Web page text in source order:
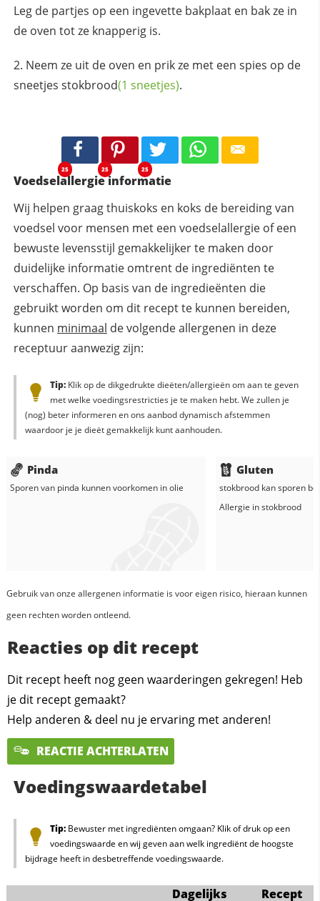
Leg de partjes op een ingevette bakplaat en bak ze in
de oven tot ze knapperig is.
Neem ze uit de oven en prik ze met een spies op de
sneetjes stokbrood(1 sneetjes).
25 25 25
Voedselallergie informatie
Wij helpen graag thuiskoks en koks de bereiding van
voedsel voor mensen met een voedselallergie of een
bewuste levensstijl gemakkelijker te maken door
duidelijke informatie omtrent de ingrediënten te
verschaffen. Op basis van de ingredieënten die
gebruikt worden om dit recept te kunnen bereiden,
kunnen minimaal de volgende allergenen in deze
receptuur aanwezig zijn:
Tip:Klik op de dikgedrukte dieëten/allergieën om aan te geven
met welke voedingsrestricties je te maken hebt. We zullen je
(nog) beter informeren en ons aanbod dynamisch afstemmen
waardoor je je dieët gemakkelijk kunt aanhouden.
Pinda
Sporen van pinda kunnen voorkomen inolie
Gluten
stokbroodkan sporen
Allergie instokbrood
Gebruik van onze allergenen informatie is voor eigen risico, hieraan kunnen
geen rechten worden ontleend.
Reacties op dit recept
Dit recept heeft nog geen waarderingen gekregen! Heb
je dit recept gemaakt?
Help anderen & deel nu je ervaring met anderen!
REACTIE ACHTERLATEN
Voedingswaardetabel
Tip:Bewuster met ingrediënten omgaan? Klik of druk op een
voedingswaarde en wij geven aan welk ingrediënt de hoogste
bijdrage heeft in desbetreffende voedingswaarde.
Dagelijks Recept